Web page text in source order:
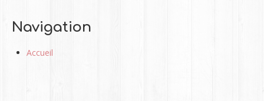
Navigation
Accueil